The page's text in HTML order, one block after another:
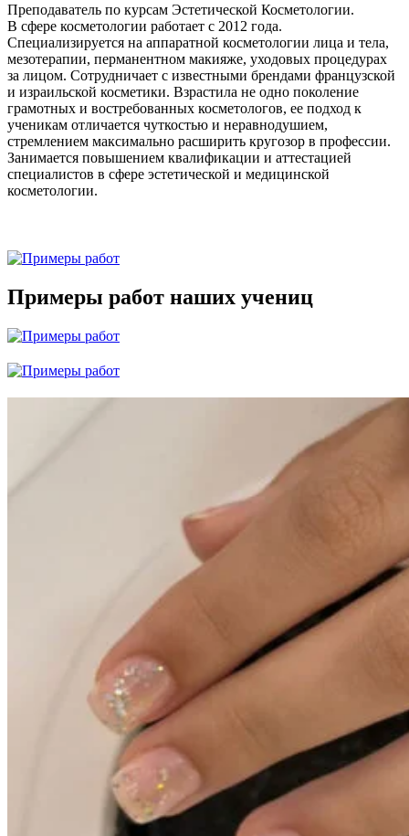
Преподаватель по курсам Эстетической Косметологии.
В сфере косметологии работает с 2012 года.
Специализируется на аппаратной косметологии лица и тела,
мезотерапии, перманентном макияже, уходовых процедурах
за лицом. Сотрудничает с известными брендами французской
и израильской косметики. Взрастила не одно поколение
грамотных и востребованных косметологов, ее подход к
ученикам отличается чуткостью и неравнодушием,
стремлением максимально расширить кругозор в профессии.
Занимается повышением квалификации и аттестацией
специалистов в сфере эстетической и медицинской
косметологии.
Примеры работ наших учениц